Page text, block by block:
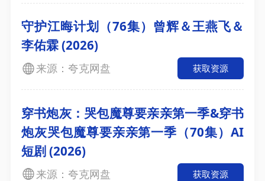
守护江晦计划（76集）曾辉＆王燕飞＆
李佑霖 (2026)
来源：夸克网盘 获取资源
穿书炮灰：哭包魔尊要亲亲第一季&穿书
炮灰哭包魔尊要亲亲第一季（70集）AI
短剧 (2026)
来源：夸克网盘 获取资源